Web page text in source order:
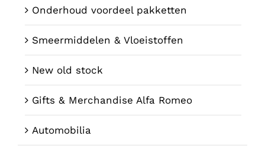
Onderhoud voordeel pakketten
Smeermiddelen & Vloeistoffen
New old stock
Gifts & Merchandise Alfa Romeo
Automobilia